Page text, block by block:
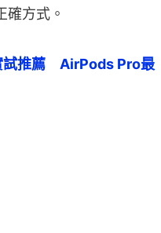
確方式。
推薦　AirPods Pro最